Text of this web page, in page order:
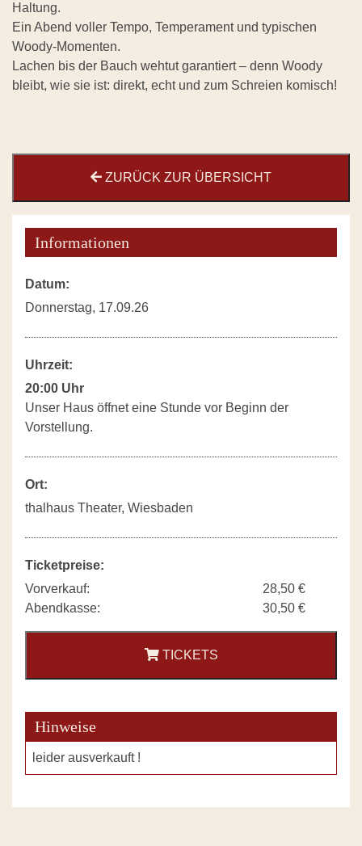
Haltung.
Ein Abend voller Tempo, Temperament und typischen
Woody-Momenten.
Lachen bis der Bauch wehtut garantiert – denn Woody
bleibt, wie sie ist: direkt, echt und zum Schreien komisch!
ZURÜCK ZUR ÜBERSICHT
Informationen
Datum:
Donnerstag, 17.09.26
Uhrzeit:
20:00 Uhr
Unser Haus öffnet eine Stunde vor Beginn der
Vorstellung.
Ort:
thalhaus Theater, Wiesbaden
Ticketpreise:
Vorverkauf:
28,50 €
Abendkasse:
30,50 €
TICKETS
Hinweise
leider ausverkauft !